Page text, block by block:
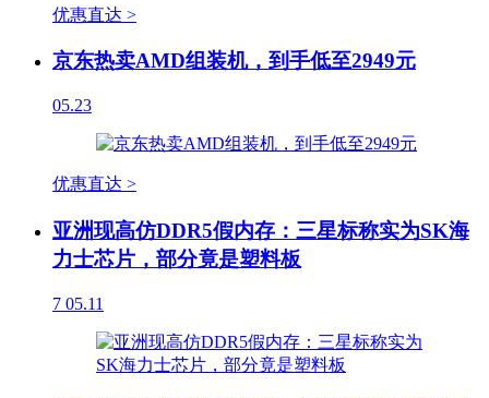
优惠直达 >
京东热卖AMD组装机，到手低至2949元
05.23
优惠直达 >
亚洲现高仿DDR5假内存：三星标称实为SK海
力士芯片，部分竟是塑料板
7 05.11